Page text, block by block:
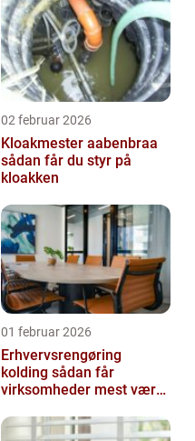
02 februar 2026
Kloakmester aabenbraa
sådan får du styr på
kloakken
01 februar 2026
Erhvervsrengøring
kolding sådan får
virksomheder mest værdi